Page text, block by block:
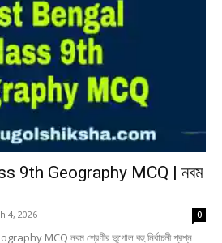
9th Geography MCQ | নবম
4, 2026 0
MCQ নবম শ্রেণীর ভূগোল বহু নির্বাচনী প্রশ্ন